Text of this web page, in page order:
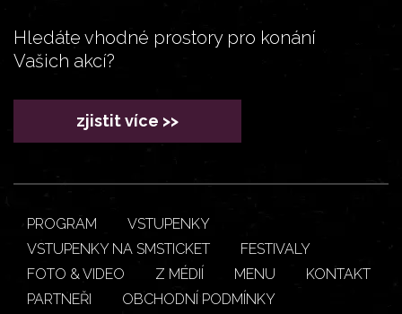
Hledáte vhodné prostory pro konání
Vašich akcí?
zjistit více >>
PROGRAM
VSTUPENKY
VSTUPENKY NA SMSTICKET
FESTIVALY
FOTO & VIDEO
Z MÉDIÍ MENU
KONTAKT
PARTNEŘI
OBCHODNÍ PODMÍNKY